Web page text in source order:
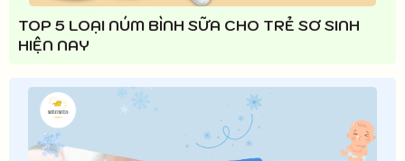
TOP 5 LOẠI NÚM BÌNH SỮA CHO TRẺ SƠ SINH
HIỆN NAY